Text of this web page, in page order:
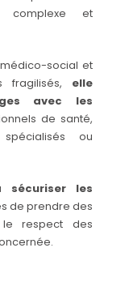
complexe et
social et
fragilisés, elle
avec les
de santé,
ou
sécuriser les
de prendre des
le respect des